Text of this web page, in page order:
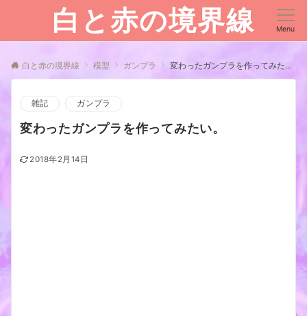
白と赤の境界線 Menu
白と赤の境界線 模型 ガンプラ 変わったガンプラを作ってみたい。
雑記 ガンプラ
変わったガンプラを作ってみたい。
2018年2月14日